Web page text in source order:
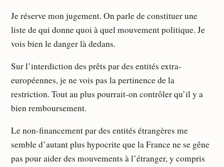
Je réserve mon jugement. On parle de constituer une
liste de qui donne quoi à quel mouvement politique. Je
vois bien le danger là dedans.
Sur l’interdiction des prêts par des entités extra-
européennes, je ne vois pas la pertinence de la
restriction. Tout au plus pourrait-on contrôler qu’il y a
bien remboursement.
Le non-financement par des entités étrangères me
semble d’autant plus hypocrite que la France ne se gêne
pas pour aider des mouvements à l’étranger, y compris